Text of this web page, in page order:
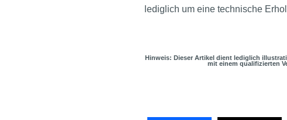
lediglich um eine technische
Hinweis: Dieser Artikel dient lediglich
mit einem qualifizierten